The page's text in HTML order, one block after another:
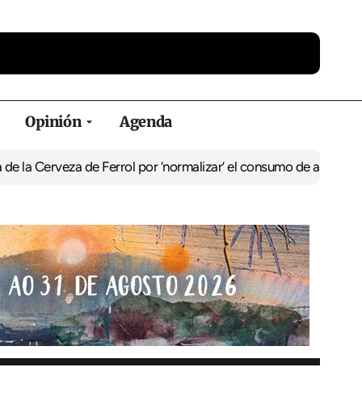
Opinión Agenda
de Ferrol por ‘normalizar’ el consumo de alcoholDe Perlío a